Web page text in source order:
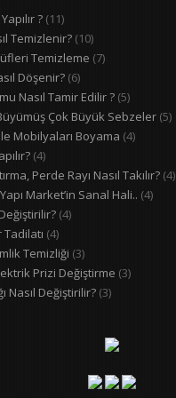
? (11)
Temizlenir? (10)
Temizleme (7)
Döşenir? (6)
Nasıl Tamir Edilir ? (5)
Çok Büyük Sebzeler (5)
Mobilyaları Boyama (4)
(4)
Perde Rayı Nasıl Takılır? (4)
Market’in Sanal Hali.. (4)
(4)
Tadilatı (4)
Temizliği (3)
Prizi Değiştirme (3)
Nasıl Değiştirilir? (3)